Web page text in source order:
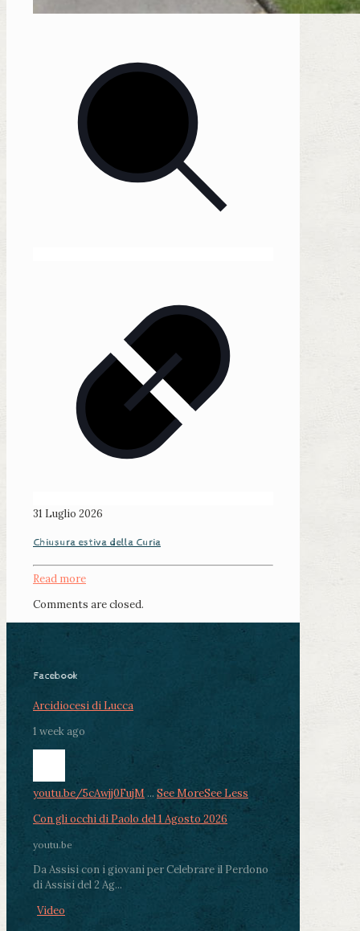
31 Luglio 2026
Chiusura estiva della Curia
Read more
Comments are closed.
Facebook
Arcidiocesi di Lucca
1 week ago
youtu.be/5cAwjj0FujM ... See MoreSee Less
Con gli occhi di Paolo del 1 Agosto 2026
youtu.be
Da Assisi con i giovani per Celebrare il Perdono
di Assisi del 2 Ag...
Video